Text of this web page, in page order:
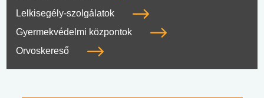
Lelkisegély-szolgálatok
Gyermekvédelmi központok
Orvoskereső